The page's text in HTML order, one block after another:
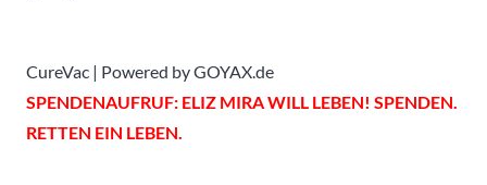
CureVac | Powered by GOYAX.de
SPENDENAUFRUF: ELIZ MIRA WILL LEBEN! SPENDEN.
RETTEN EIN LEBEN.